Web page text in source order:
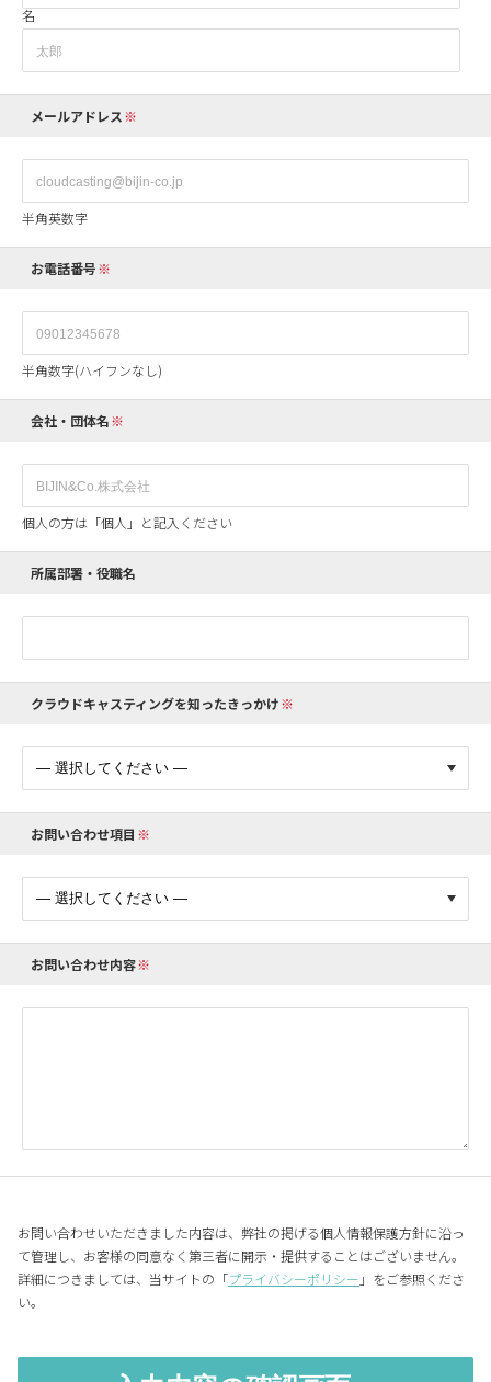
名
メールアドレス
半角英数字
お電話番号
半角数字(ハイフンなし)
会社・団体名
個人の方は「個人」と記入ください
所属部署・役職名
クラウドキャスティングを知ったきっかけ
お問い合わせ項目
お問い合わせ内容
お問い合わせいただきました内容は、弊社の掲げる個人情報保護方針に沿っ
て管理し、お客様の同意なく第三者に開示・提供することはございません。
詳細につきましては、当サイトの「プライバシーポリシー 」をご参照くださ
い。